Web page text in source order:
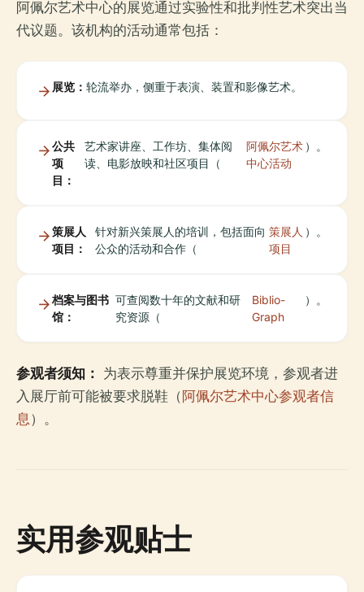
阿佩尔艺术中心的展览通过实验性和批判性艺术突出当
代议题。该机构的活动通常包括：
展览： 轮流举办，侧重于表演、装置和影像艺术。
公共
项
目：
艺术家讲座、工作坊、集体阅
读、电影放映和社区项目（
阿佩尔艺术
中心活动
）。
策展人
项目：
针对新兴策展人的培训，包括面向
公众的活动和合作（
策展人
项目
）。
档案与图书
馆：
可查阅数十年的文献和研
究资源（
Biblio-
Graph
）。
参观者须知： 为表示尊重并保护展览环境，参观者进
入展厅前可能被要求脱鞋（阿佩尔艺术中心参观者信
息 ）。
实用参观贴士